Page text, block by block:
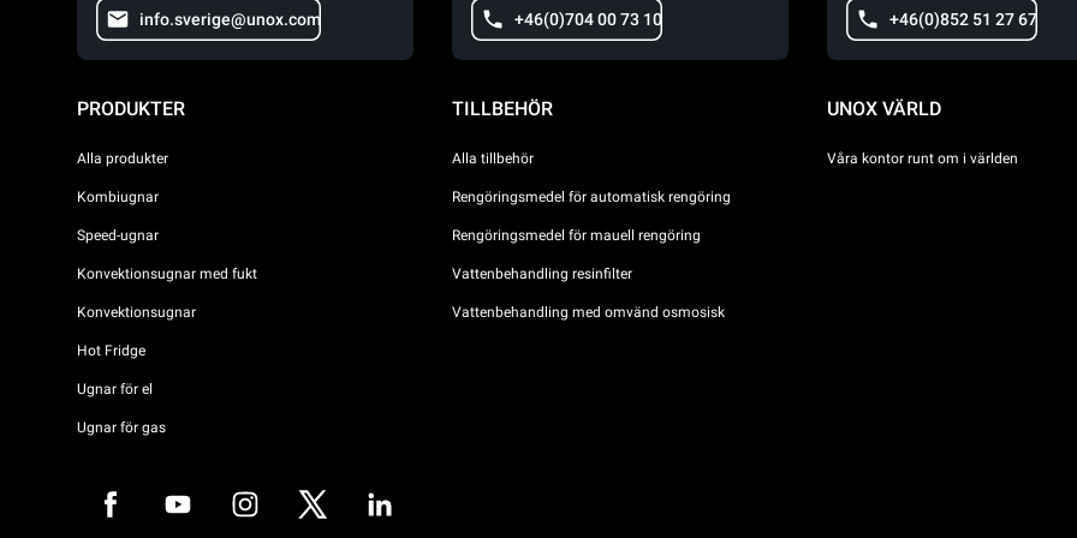
info.sverige@unox.com +46(0)704 00 73 10 +46(0)852 51 27 67
PRODUKTER
Alla produkter
Kombiugnar
Speed-ugnar
Konvektionsugnar med fukt
Konvektionsugnar
Hot Fridge
Ugnar för el
Ugnar för gas
TILLBEHÖR
Alla tillbehör
Rengöringsmedel för automatisk rengöring
Rengöringsmedel för mauell rengöring
Vattenbehandling resinfilter
Vattenbehandling med omvänd osmosisk
UNOX VÄRLD
Våra kontor runt om i världen